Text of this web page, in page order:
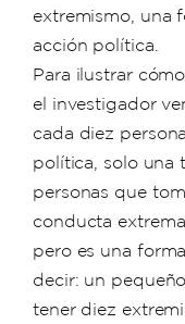
extremismo, una
acción política.
Para ilustrar
el investigador
cada diez
política, solo una
personas que
conducta
pero es una
decir: un
tener diez